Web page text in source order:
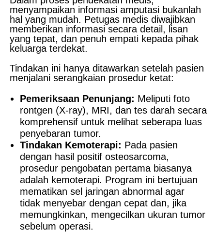
menyampaikan informasi amputasi bukanlah
hal yang mudah. Petugas medis diwajibkan
memberikan informasi secara detail, lisan
yang tepat, dan penuh empati kepada pihak
keluarga terdekat.
Tindakan ini hanya ditawarkan setelah pasien
menjalani serangkaian prosedur ketat:
Pemeriksaan Penunjang: Meliputi foto
rontgen (X-ray), MRI, dan tes darah secara
komprehensif untuk melihat seberapa luas
penyebaran tumor.
Tindakan Kemoterapi: Pada pasien
dengan hasil positif osteosarcoma,
prosedur pengobatan pertama biasanya
adalah kemoterapi. Program ini bertujuan
mematikan sel jaringan abnormal agar
tidak menyebar dengan cepat dan, jika
memungkinkan, mengecilkan ukuran tumor
sebelum operasi.